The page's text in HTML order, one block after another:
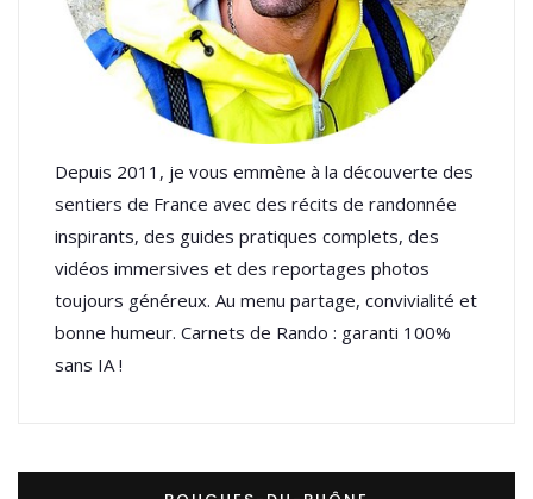
Depuis 2011, je vous emmène à la découverte des
sentiers de France avec des récits de randonnée
inspirants, des guides pratiques complets, des
vidéos immersives et des reportages photos
toujours généreux. Au menu partage, convivialité et
bonne humeur. Carnets de Rando : garanti 100%
sans IA !